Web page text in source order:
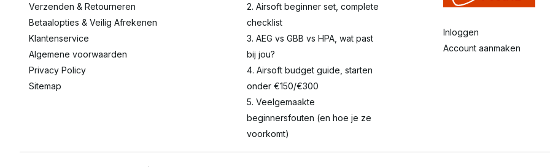
Verzenden & Retourneren
Betaalopties & Veilig Afrekenen
Klantenservice
Algemene voorwaarden
Privacy Policy
Sitemap
2. Airsoft beginner set, complete
checklist
3. AEG vs GBB vs HPA, wat past
bij jou?
4. Airsoft budget guide, starten
onder €150/€300
5. Veelgemaakte
beginnersfouten (en hoe je ze
voorkomt)
Inloggen
Account aanmaken